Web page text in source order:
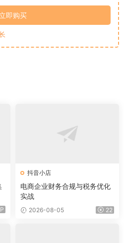
立即购买
抖音小店
电商企业财务合规与税务优化
实战
2026-08-05 22